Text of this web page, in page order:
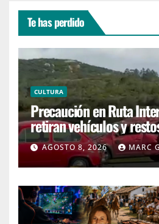
Te has perdido
CULTURA
Precaución en Ruta
retiran vehículos y
en el kilómetro 99
AGOSTO 8, 2026 MARC